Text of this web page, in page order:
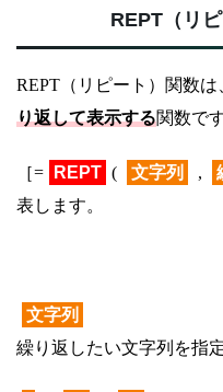
REPT（リ
REPT（リピート）関数は
り返して表示する関数です
［= REPT ( 文字列 ,
表します。
文字列
繰り返したい文字列を指